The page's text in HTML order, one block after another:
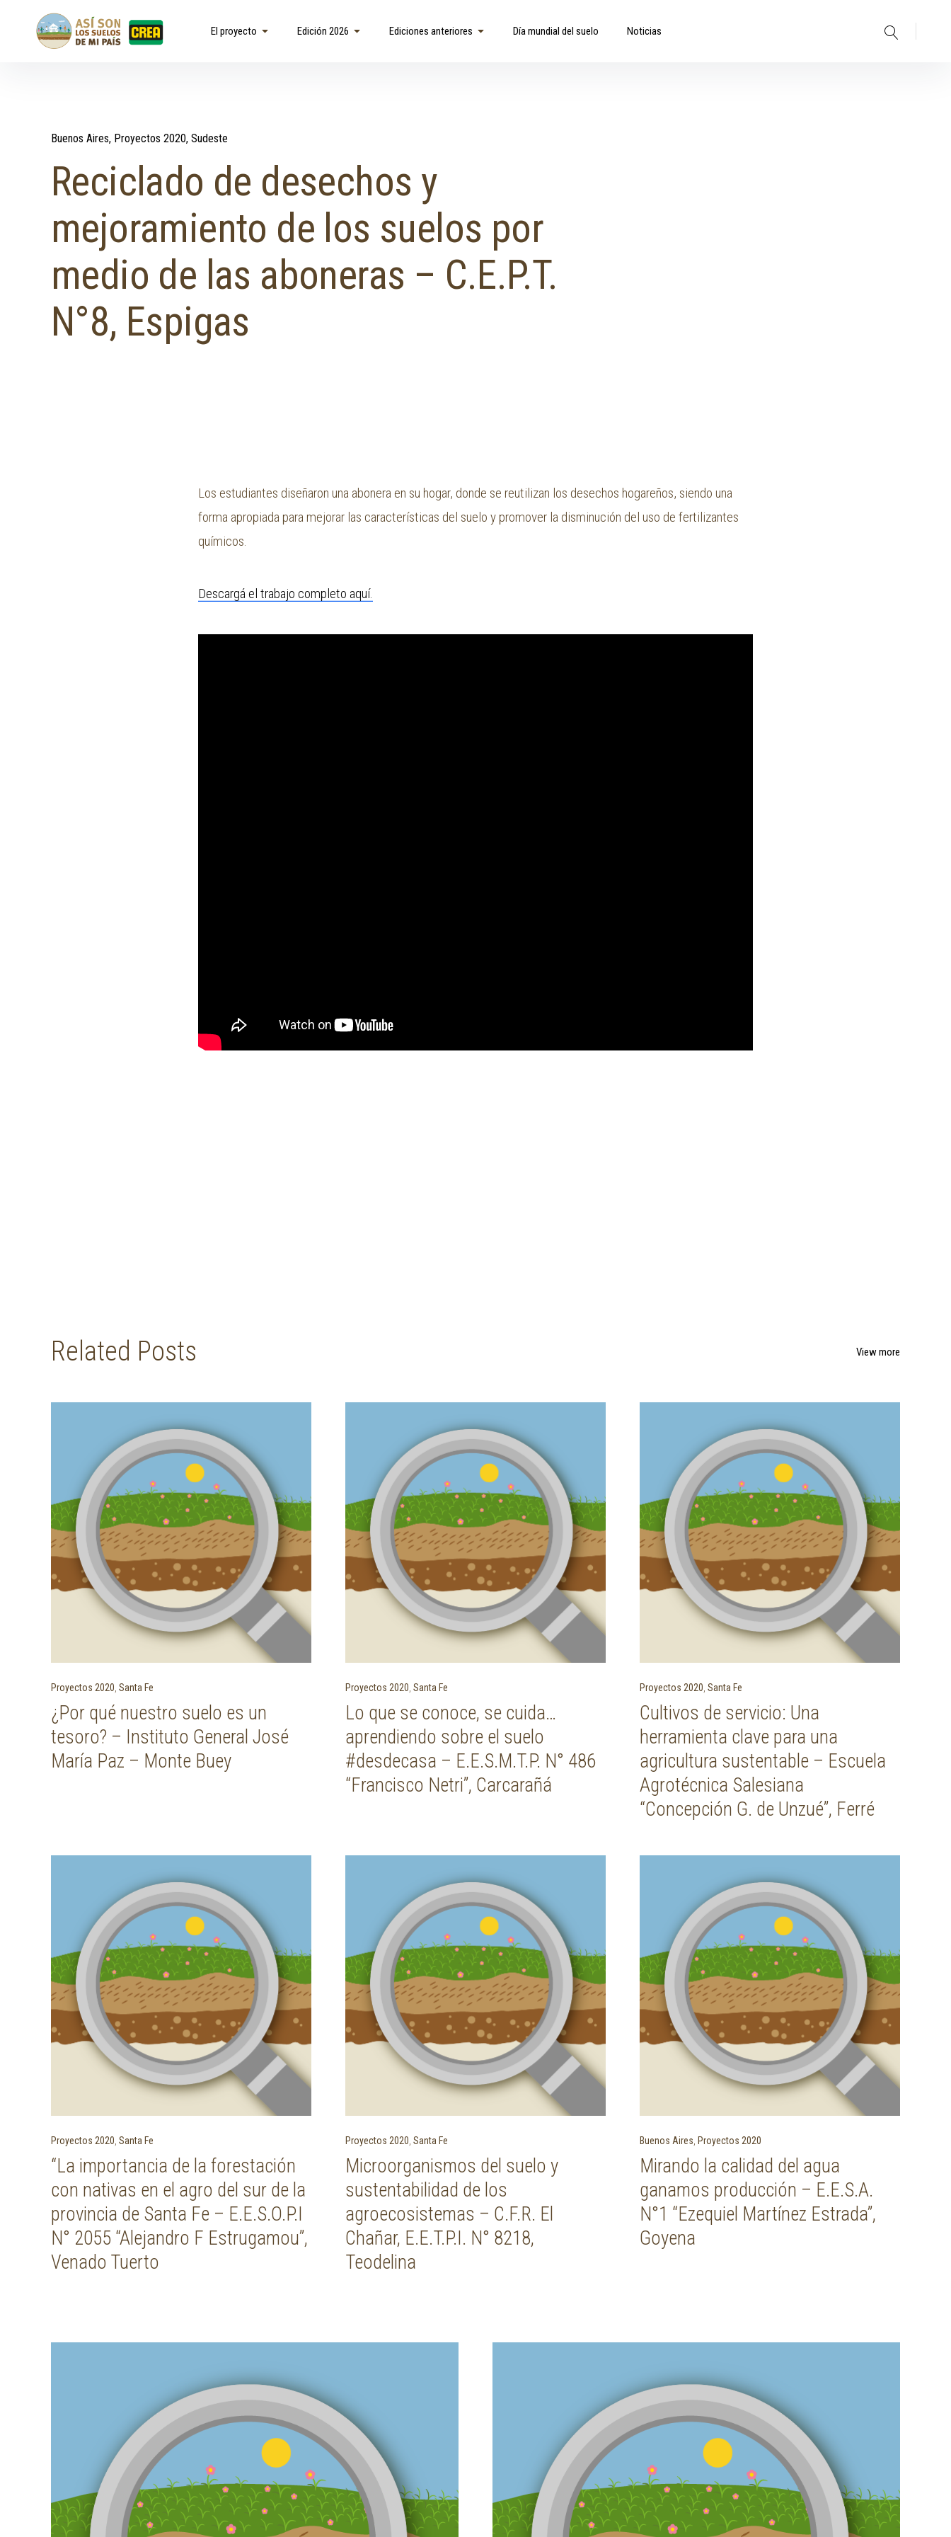
Así son los suelos de mi país
El proyecto Edición 2026 Ediciones anteriores Día mundial del suelo Noticias
Search
Buenos Aires Proyectos 2020 Sudeste
Reciclado de desechos y
mejoramiento de los suelos por
medio de las aboneras – C.E.P.T.
N°8, Espigas
Los estudiantes diseñaron una abonera en su hogar, donde se reutilizan los desechos hogareños, siendo una
forma apropiada para mejorar las características del suelo y promover la disminución del uso de fertilizantes
químicos.
Descargá el trabajo completo aquí.
Related Posts View more
Proyectos 2020 Santa Fe
¿Por qué nuestro suelo es un
tesoro? – Instituto General José
María Paz – Monte Buey
Proyectos 2020 Santa Fe
Lo que se conoce, se cuida…
aprendiendo sobre el suelo
#desdecasa – E.E.S.M.T.P. N° 486
“Francisco Netri”, Carcarañá
Proyectos 2020 Santa Fe
Cultivos de servicio: Una
herramienta clave para una
agricultura sustentable – Escuela
Agrotécnica Salesiana
“Concepción G. de Unzué”, Ferré
Proyectos 2020 Santa Fe
“La importancia de la forestación
con nativas en el agro del sur de la
provincia de Santa Fe – E.E.S.O.P.I
N° 2055 “Alejandro F Estrugamou”,
Venado Tuerto
Proyectos 2020 Santa Fe
Microorganismos del suelo y
sustentabilidad de los
agroecosistemas – C.F.R. El
Chañar, E.E.T.P.I. N° 8218,
Teodelina
Buenos Aires Proyectos 2020
Mirando la calidad del agua
ganamos producción – E.E.S.A.
N°1 “Ezequiel Martínez Estrada”,
Goyena